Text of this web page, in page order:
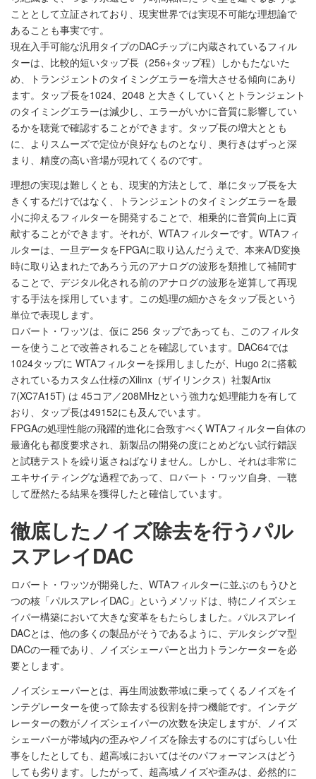
こととして立証されており、現実世界では実現不可能な理想論で
あることも事実です。
現在入手可能な汎用タイプのDACチップに内蔵されているフィル
ターは、比較的短いタップ長（256+タップ程）しかもたないた
め、トランジェントのタイミングエラーを増大させる傾向にあり
ます。タップ長を1024、2048 と大きくしていくとトランジェント
のタイミングエラーは減少し、エラーがいかに音質に影響してい
るかを聴覚で確認することができます。タップ長の増大ととも
に、よりスムーズで定位が良好なものとなり、奥行きはずっと深
まり、精度の高い音場が現れてくるのです。
理想の実現は難しくとも、現実的方法として、単にタップ長を大
きくするだけではなく、トランジェントのタイミングエラーを最
小に抑えるフィルターを開発することで、相乗的に音質向上に貢
献することができます。それが、WTAフィルターです。WTAフィ
ルターは、一旦データをFPGAに取り込んだうえで、本来A/D変換
時に取り込まれたであろう元のアナログの波形を類推して補間す
ることで、デジタル化される前のアナログの波形を逆算して再現
する手法を採用しています。この処理の細かさをタップ長という
単位で表現します。
ロバート・ワッツは、仮に 256 タップであっても、このフィルタ
ーを使うことで改善されることを確認しています。DAC64では
1024タップに WTAフィルターを採用しましたが、Hugo 2に搭載
されているカスタム仕様のXilinx（ザイリンクス）社製Artix
7(XC7A15T) は 45コア／208MHzという強力な処理能力を有して
おり、タップ長は49152にも及んでいます。
FPGAの処理性能の飛躍的進化に合致すべくWTAフィルター自体の
最適化も都度要求され、新製品の開発の度にとめどない試行錯誤
と試聴テストを繰り返さねばなりません。しかし、それは非常に
エキサイティングな過程であって、ロバート・ワッツ自身、一聴
して歴然たる結果を獲得したと確信しています。
徹底したノイズ除去を行うパル
スアレイDAC
ロバート・ワッツが開発した、WTAフィルターに並ぶのもうひと
つの核「パルスアレイDAC」というメソッドは、特にノイズシェ
イパー構築において大きな変革をもたらしました。パルスアレイ
DACとは、他の多くの製品がそうであるように、デルタシグマ型
DACの一種であり、ノイズシェーパーと出力トランケーターを必
要とします。
ノイズシェーパーとは、再生周波数帯域に乗ってくるノイズをイ
ンテグレーターを使って除去する役割を持つ機能です。インテグ
レーターの数がノイズシェイパーの次数を決定しますが、ノイズ
シェーパーが帯域内の歪みやノイズを除去するのにすばらしい仕
事をしたとしても、超高域においてはそのパフォーマンスはどう
しても劣ります。したがって、超高域ノイズや歪みは、必然的に